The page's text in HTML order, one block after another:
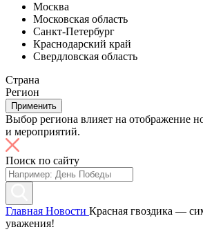
Москва
Московская область
Санкт-Петербург
Краснодарский край
Свердловская область
Страна
Регион
Применить
Выбор региона влияет на отображение
и мероприятий.
Поиск по сайту
Главная Новости Красная гвоздика —
уважения!